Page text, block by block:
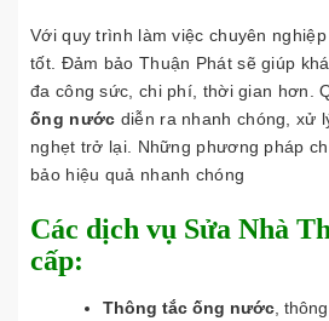
Với quy trình làm việc chuyên
tốt. Đảm bảo Thuận Phát sẽ giúp
đa công sức, chi phí, thời gian hơn.
ống nước diễn ra nhanh chóng, xử
nghẹt trở lại. Những phương pháp
bảo hiệu quả nhanh chóng
Các dịch vụ Sửa Nhà
cấp:
Thông tắc ống nước ,